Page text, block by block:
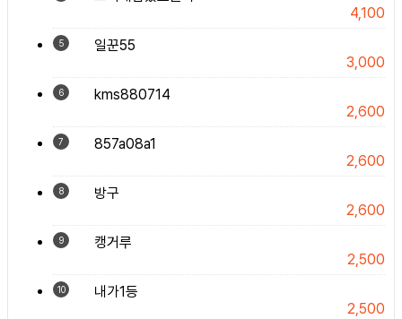
4,100
5
일꾼55
3,000
6
kms880714
2,600
7
857a08a1
2,600
8
방구
2,600
9
캥거루
2,500
10
내가1등
2,500